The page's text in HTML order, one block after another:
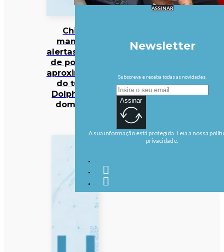
China
mantém
alertas antes
de possível
aproximação
do tufão
Dolphin no
domingo
ASSINAR
Newsletter
Subscreva e receba todas as novidades.
Assinar
A sua informação está protegida. Leia a nossa
privacidade.